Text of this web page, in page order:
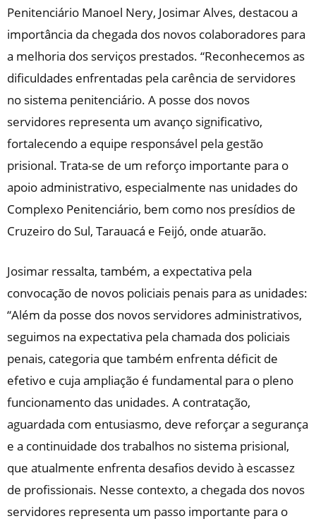
Penitenciário Manoel Nery, Josimar Alves, destacou a
importância da chegada dos novos colaboradores para
a melhoria dos serviços prestados. “Reconhecemos as
dificuldades enfrentadas pela carência de servidores
no sistema penitenciário. A posse dos novos
servidores representa um avanço significativo,
fortalecendo a equipe responsável pela gestão
prisional. Trata-se de um reforço importante para o
apoio administrativo, especialmente nas unidades do
Complexo Penitenciário, bem como nos presídios de
Cruzeiro do Sul, Tarauacá e Feijó, onde atuarão.
Josimar ressalta, também, a expectativa pela
convocação de novos policiais penais para as unidades:
“Além da posse dos novos servidores administrativos,
seguimos na expectativa pela chamada dos policiais
penais, categoria que também enfrenta déficit de
efetivo e cuja ampliação é fundamental para o pleno
funcionamento das unidades. A contratação,
aguardada com entusiasmo, deve reforçar a segurança
e a continuidade dos trabalhos no sistema prisional,
que atualmente enfrenta desafios devido à escassez
de profissionais. Nesse contexto, a chegada dos novos
servidores representa um passo importante para o